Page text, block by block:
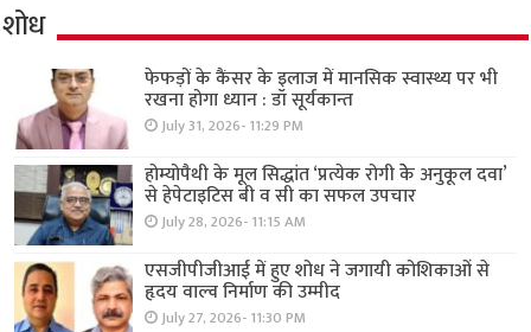
शोध
फेफड़ों के कैंसर के इलाज में मानसिक स्वास्थ्य पर भी
रखना होगा ध्यान : डॉ सूर्यकान्त
July 31, 2026- 11:29 PM
होम्योपैथी के मूल सिद्धांत ‘प्रत्येक रोगी केे अनुकूल दवा’
से हेपेटाइटिस बी व सी का सफल उपचार
July 28, 2026- 11:15 AM
एसजीपीजीआई में हुए शोध ने जगायी कोशिकाओं से
हृदय वाल्व निर्माण की उम्मीद
July 27, 2026- 11:30 PM